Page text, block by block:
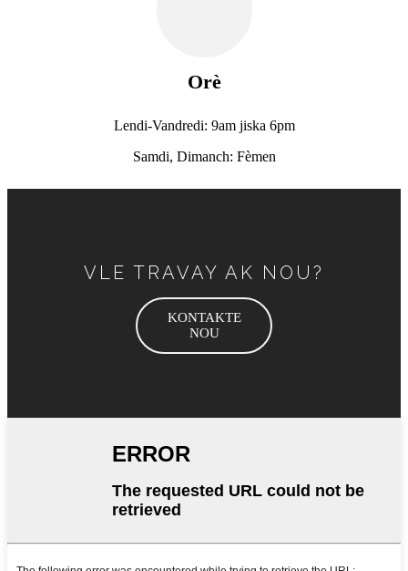
Orè
Lendi-Vandredi: 9am jiska 6pm
Samdi, Dimanch: Fèmen
VLE TRAVAY AK NOU?
KONTAKTE
NOU